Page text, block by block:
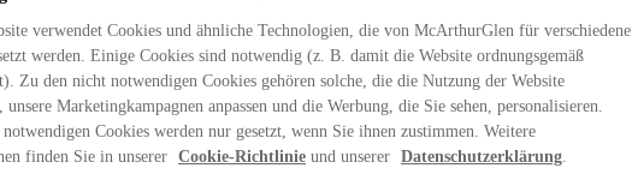
verwendet Cookies und ähnliche Technologien, die von McArthurGlen für verschiedene
werden. Einige Cookies sind notwendig (z. B. damit die Website ordnungsgemäß
Zu den nicht notwendigen Cookies gehören solche, die die Nutzung der Website
unsere Marketingkampagnen anpassen und die Werbung, die Sie sehen, personalisieren.
Cookies werden nur gesetzt, wenn Sie ihnen zustimmen. Weitere
finden Sie in unserer
Cookie-Richtlinie und unserer Datenschutzerklärung.